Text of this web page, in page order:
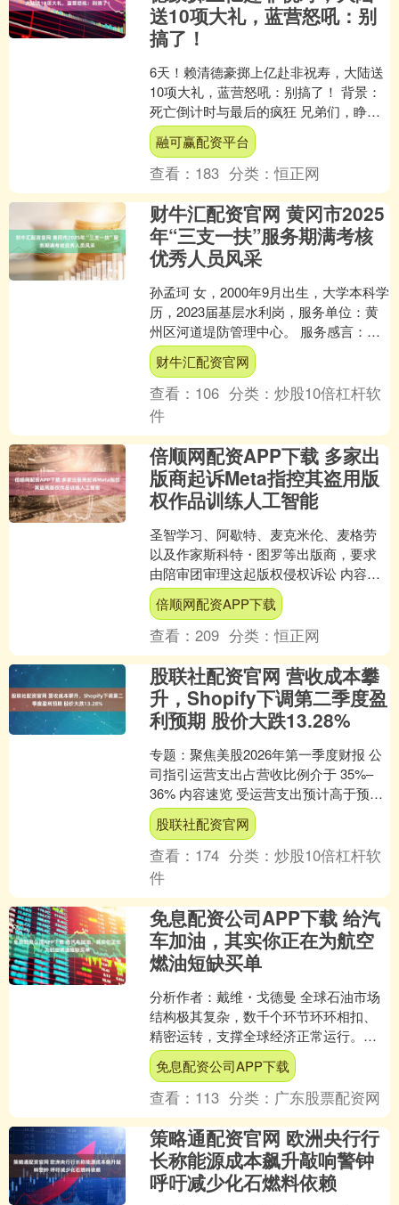
送10项大礼，蓝营怒吼：别
搞了！
6天！赖清德豪掷上亿赴非祝寿，大陆送
10项大礼，蓝营怒吼：别搞了！ 背景：
死亡倒计时与最后的疯狂 兄弟们，睁大
眼睛看清楚，台海那边又有大动作了！
距离4月22日只....
融可赢配资平台
查看： 183 分类：恒正网
财牛汇配资官网 黄冈市2025
年“三支一扶”服务期满考核
优秀人员风采
孙孟珂 女，2000年9月出生，大学本科学
历，2023届基层水利岗，服务单位：黄
州区河道堤防管理中心。 服务感言：脚
下沾着泥土，肩上扛着责任，在基层水
利服务的日....
财牛汇配资官网
查看： 106 分类：炒股10倍杠杆软
件
倍顺网配资APP下载 多家出
版商起诉Meta指控其盗用版
权作品训练人工智能
圣智学习、阿歇特、麦克米伦、麦格劳
以及作家斯科特・图罗等出版商，要求
由陪审团审理这起版权侵权诉讼 内容速
览 多家出版商对 Meta 平台公司提起集体
诉讼，指控其....
倍顺网配资APP下载
查看：209 分类：恒正网
股联社配资官网 营收成本攀
升，Shopify下调第二季度盈
利预期 股价大跌13.28%
专题：聚焦美股2026年第一季度财报 公
司指引运营支出占营收比例介于 35%–
36% 内容速览 受运营支出预计高于预期
影响，尽管营收保持强劲增长，
Shopify....
股联社配资官网
查看： 174 分类：炒股10倍杠杆软
件
免息配资公司APP下载 给汽
车加油，其实你正在为航空
燃油短缺买单
分析作者：戴维・戈德曼 全球石油市场
结构极其复杂，数千个环节环环相扣、
精密运转，支撑全球经济正常运行。平
日里普通人几乎感受不到其中关联。 一
旦链条断裂，影响便会....
免息配资公司APP下载
查看： 113 分类： 广东股票配资网
策略通配资官网 欧洲央行行
长称能源成本飙升敲响警钟
呼吁减少化石燃料依赖